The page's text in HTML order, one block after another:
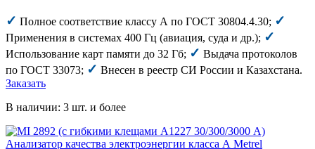
✓ Полное соответствие классу А по ГОСТ 30804.4.30; ✓
Применения в системах 400 Гц (авиация, суда и др.); ✓
Использование карт памяти до 32 Гб; ✓ Выдача протоколов
по ГОСТ 33073; ✓ Внесен в реестр СИ России и Казахстана.
Заказать
В наличии: 3 шт. и более